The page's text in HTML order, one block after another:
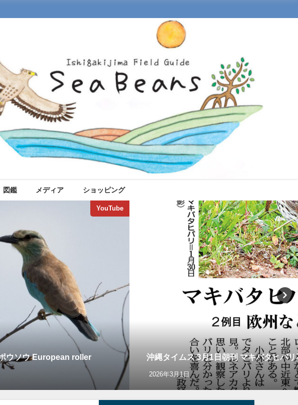
図鑑 メディア ショッピング
YouTube
ウソウ European roller 沖縄タイムス 3月1日朝刊 マキバタヒバリ
2026年3月1日